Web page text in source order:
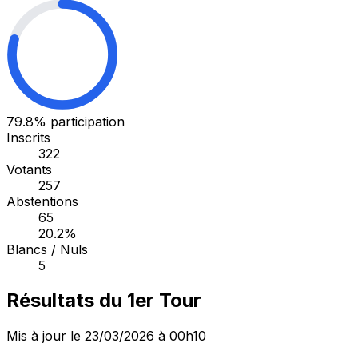
79.8% participation
Inscrits
322
Votants
257
Abstentions
65
20.2%
Blancs / Nuls
5
Résultats du 1er Tour
Mis à jour le 23/03/2026 à 00h10